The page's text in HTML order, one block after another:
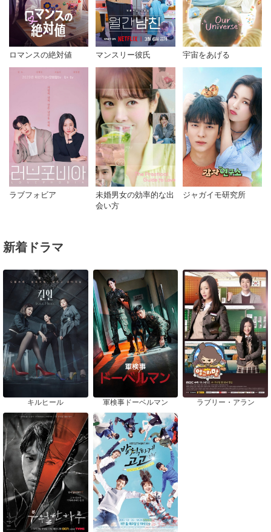
ロマンスの絶対値 マンスリー彼氏 宇宙をあげる
ラブフォビア
未婚男女の効率的な出
会い方
ジャガイモ研究所
新着ドラマ
キルヒール 軍検事ドーベルマン ラブリー・アラン